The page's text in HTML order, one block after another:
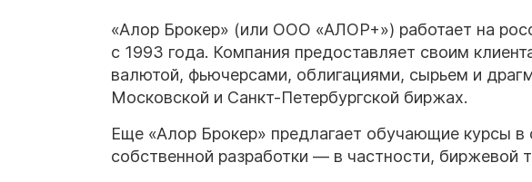
«Алор Брокер» (или ООО «АЛОР+») работает на
с 1993 года. Компания предоставляет своим
валютой, фьючерсами, облигациями, сырьем и
Московской и Санкт-Петербургской биржах.
Еще «Алор Брокер» предлагает обучающие курсы
собственной разработки — в частности, биржевой